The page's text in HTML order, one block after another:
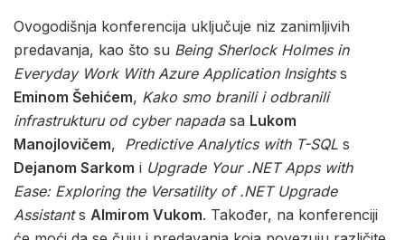
Ovogodišnja konferencija uključuje niz zanimljivih
predavanja, kao što su Being Sherlock Holmes in
Everyday Work With Azure Application Insightss
Eminom Šehićem, Kako smo branili i odbranili
infrastrukturu od cyber napadasa Lukom
Manojlovičem, Predictive Analytics with T-SQL s
Dejanom Sarkom i Upgrade Your .NET Apps with
Ease: Exploring the Versatility of .NET Upgrade
Assistants Almirom Vukom. Također, na konferenciji